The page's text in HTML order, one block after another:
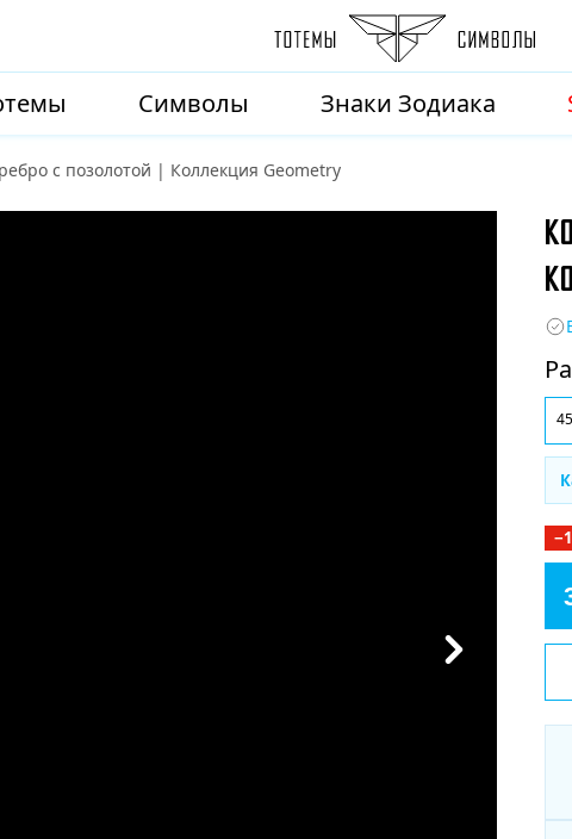
Символы Знаки Зодиака
с позолотой | Коллекция Geometry
−